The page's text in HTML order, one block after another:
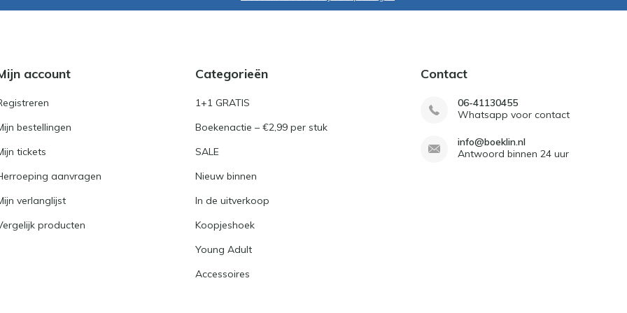
account
bestellingen
tickets
aanvragen
verlanglijst
producten
Categorieën
1+1 GRATIS
Boekenactie – €2,99 per stuk
SALE
Nieuw binnen
In de uitverkoop
Koopjeshoek
Young Adult
Accessoires
Contact
06-41130455
Whatsapp voor contact
info@boeklin.nl
Antwoord binnen 24 uur